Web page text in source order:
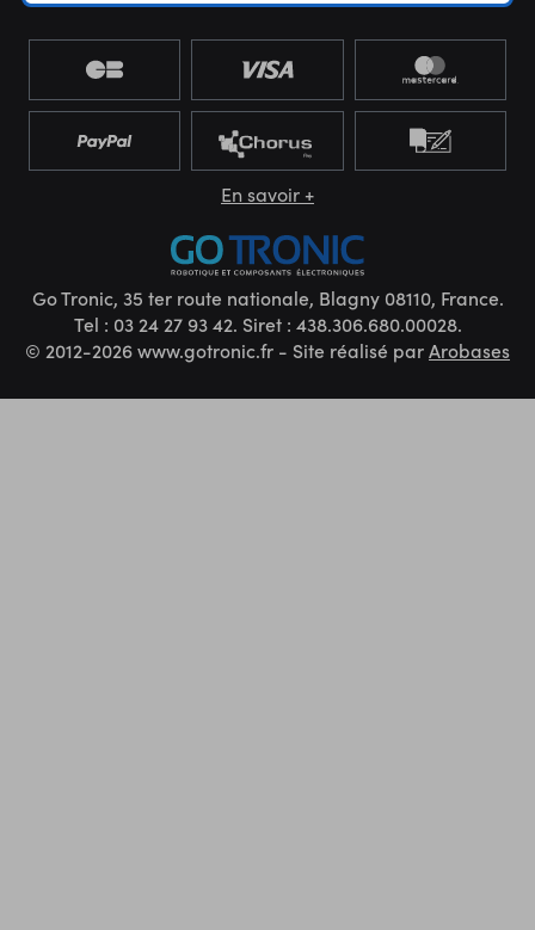
En savoir +
Go Tronic, 35 ter route nationale, Blagny 08110, France.
Tel : 03 24 27 93 42. Siret : 438.306.680.00028.
© 2012-2026 www.gotronic.fr - Site réalisé parArobases